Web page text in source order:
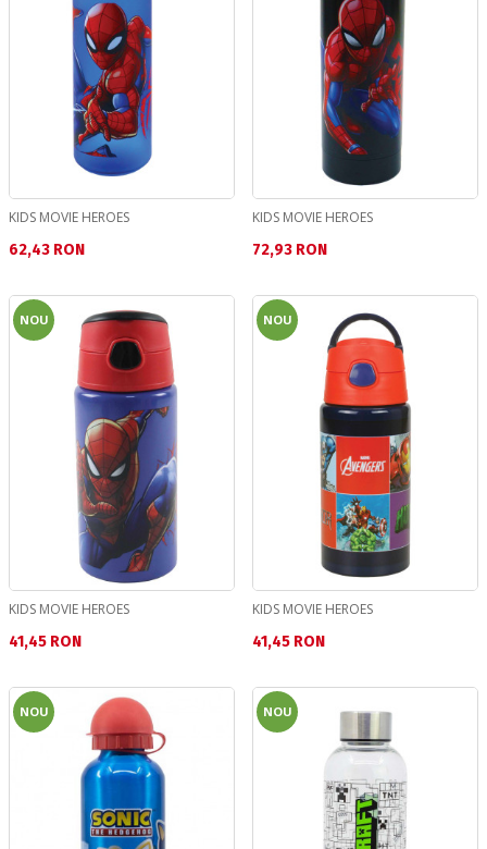
KIDS MOVIE HEROES
Текуща цена:
62,43 RON
KIDS MOVIE HEROES
Текуща цена:
72,93 RON
NOU
KIDS MOVIE HEROES
Текуща цена:
41,45 RON
NOU
KIDS MOVIE HEROES
Текуща цена:
41,45 RON
NOU NOU